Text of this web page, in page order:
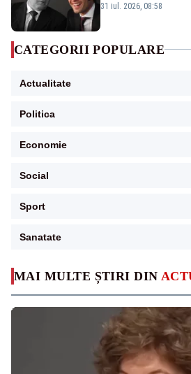
MAI MULTE ȘTIRI DIN
31 iul. 2026, 08:58
CATEGORII POPULARE
Actualitate
Politica
Economie
Social
Sport
Sanatate